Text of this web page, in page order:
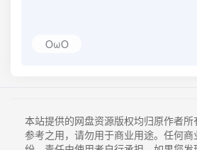
OωO
本站提供的网盘资源版权均归原作者
参考之用，请勿用于商业用途。任何